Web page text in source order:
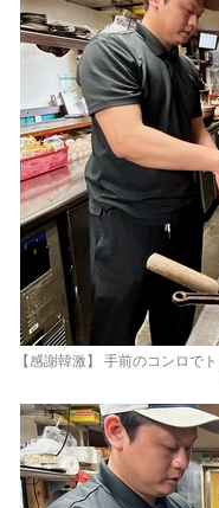
【感謝韓激】 手前のコンロで